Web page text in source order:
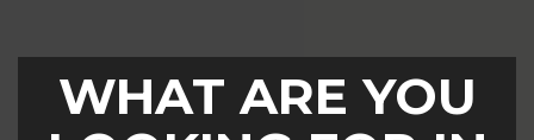
WHAT ARE YOU